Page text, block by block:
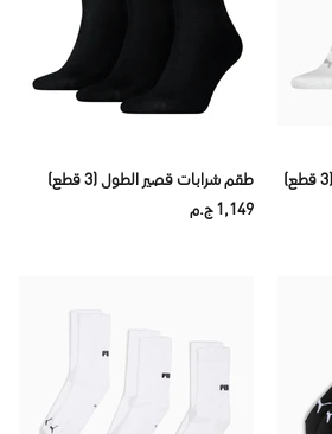
طقم شرابات قصير الطول (3 قطع)
1,149 ج.م